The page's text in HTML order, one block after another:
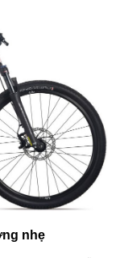
nhẹ